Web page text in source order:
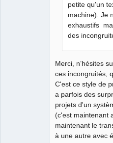
petite qu'un
machine). Je
exhaustifs
des
Merci, n’hésites
ces incongruités,
C'est ce style de
a parfois des
projets d'un
(c'est maintenant
maintenant le
à une autre avec